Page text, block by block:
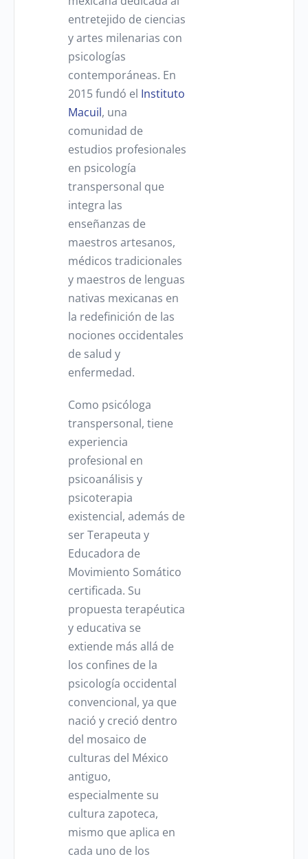
entretejido de ciencias
y artes milenarias con
psicologías
contemporáneas. En
2015 fundó el Instituto
Macuil, una
comunidad de
estudios profesionales
en psicología
transpersonal que
integra las
enseñanzas de
maestros artesanos,
médicos tradicionales
y maestros de lenguas
nativas mexicanas en
la redefinición de las
nociones occidentales
de salud y
enfermedad.
Como psicóloga
transpersonal, tiene
experiencia
profesional en
psicoanálisis y
psicoterapia
existencial, además de
ser Terapeuta y
Educadora de
Movimiento Somático
certificada. Su
propuesta terapéutica
y educativa se
extiende más allá de
los confines de la
psicología occidental
convencional, ya que
nació y creció dentro
del mosaico de
culturas del México
antiguo,
especialmente su
cultura zapoteca,
mismo que aplica en
cada uno de los